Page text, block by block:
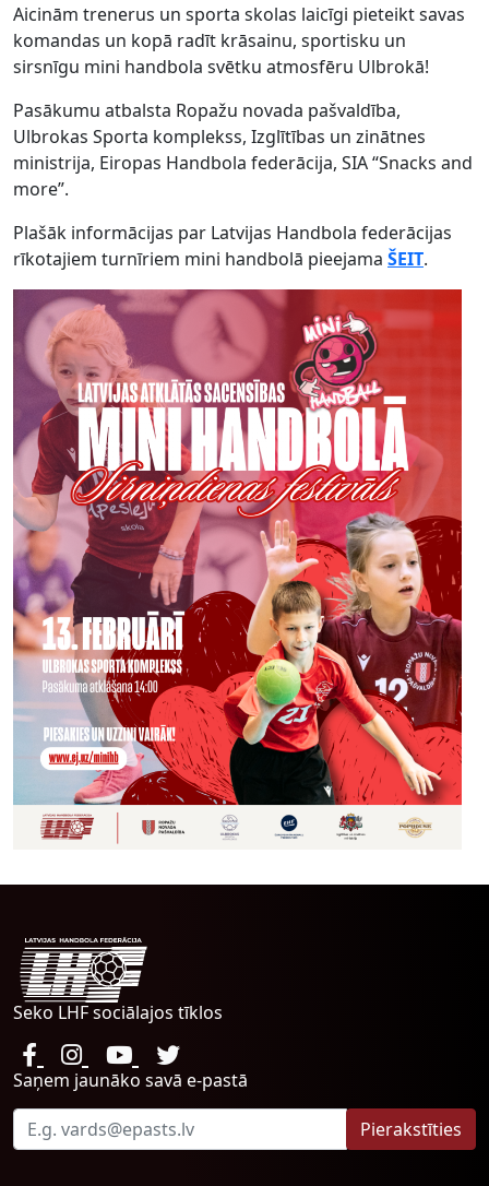
Aicinām trenerus un sporta skolas laicīgi pieteikt savas
komandas un kopā radīt krāsainu, sportisku un
sirsnīgu mini handbola svētku atmosfēru Ulbrokā!
Pasākumu atbalsta Ropažu novada pašvaldība,
Ulbrokas Sporta komplekss, Izglītības un zinātnes
ministrija, Eiropas Handbola federācija, SIA “Snacks and
more”.
Plašāk informācijas par Latvijas Handbola federācijas
rīkotajiem turnīriem mini handbolā pieejama ŠEIT.
Seko LHF sociālajos tīklos
Saņem jaunāko savā e-pastā